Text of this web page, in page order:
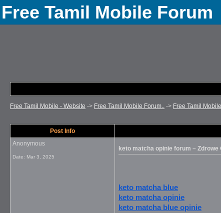
Free Tamil Mobile Forum
Free Tamil Mobile - Website -> Free Tamil Mobile Forum.. -> Free Tamil
Post Info
Anonymous
Date: Mar 3, 2025
keto matcha opinie forum –
keto matcha blue
keto matcha opinie
keto matcha blue opinie